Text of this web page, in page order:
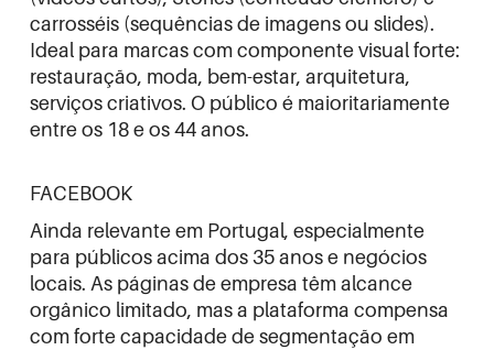
carrosséis (sequências de imagens ou slides).
Ideal para marcas com componente visual forte:
restauração, moda, bem-estar, arquitetura,
serviços criativos. O público é maioritariamente
entre os 18 e os 44 anos.
FACEBOOK
Ainda relevante em Portugal, especialmente
para públicos acima dos 35 anos e negócios
locais. As páginas de empresa têm alcance
orgânico limitado, mas a plataforma compensa
com forte capacidade de segmentação em